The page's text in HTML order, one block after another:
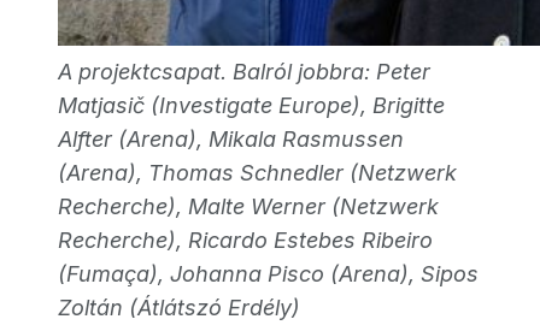
A projektcsapat. Balról jobbra: Peter
Matjasič (Investigate Europe), Brigitte
Alfter (Arena), Mikala Rasmussen
(Arena), Thomas Schnedler (Netzwerk
Recherche), Malte Werner (Netzwerk
Recherche), Ricardo Estebes Ribeiro
(Fumaça), Johanna Pisco (Arena), Sipos
Zoltán (Átlátszó Erdély)